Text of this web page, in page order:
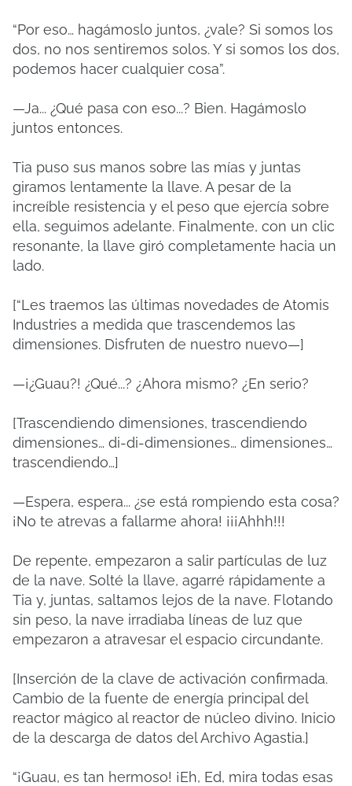
“Por eso… hagámoslo juntos, ¿vale? Si somos los
dos, no nos sentiremos solos. Y si somos los dos,
podemos hacer cualquier cosa”.
—Ja... ¿Qué pasa con eso...? Bien. Hagámoslo
juntos entonces.
Tia puso sus manos sobre las mías y juntas
giramos lentamente la llave. A pesar de la
increíble resistencia y el peso que ejercía sobre
ella, seguimos adelante. Finalmente, con un clic
resonante, la llave giró completamente hacia un
lado.
[“Les traemos las últimas novedades de Atomis
Industries a medida que trascendemos las
dimensiones. Disfruten de nuestro nuevo—]
—¡¿Guau?! ¿Qué...? ¿Ahora mismo? ¿En serio?
[Trascendiendo dimensiones, trascendiendo
dimensiones… di-di-dimensiones… dimensiones…
trascendiendo…]
—Espera, espera... ¿se está rompiendo esta cosa?
¡No te atrevas a fallarme ahora! ¡¡¡Ahhh!!!
De repente, empezaron a salir partículas de luz
de la nave. Solté la llave, agarré rápidamente a
Tia y, juntas, saltamos lejos de la nave. Flotando
sin peso, la nave irradiaba líneas de luz que
empezaron a atravesar el espacio circundante.
[Inserción de la clave de activación confirmada.
Cambio de la fuente de energía principal del
reactor mágico al reactor de núcleo divino. Inicio
de la descarga de datos del Archivo Agastia.]
“¡Guau, es tan hermoso! ¡Eh, Ed, mira todas esas